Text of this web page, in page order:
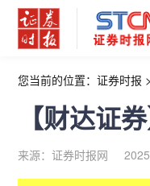
您当前的位置： 证券时报 >
【财达证
来源：证券时报网